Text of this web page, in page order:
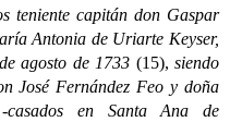
capitán don Gaspar
Antonia de Uriarte Keyser,
agosto de 1733 (15), siendo
José Fernández Feo y doña
casados en Santa Ana de